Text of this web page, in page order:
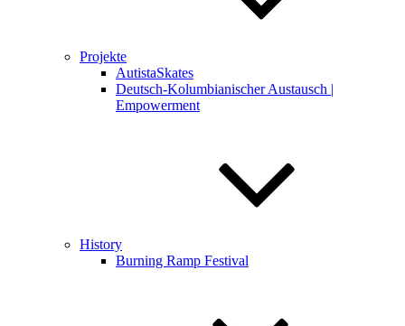
Projekte
AutistaSkates
Deutsch-Kolumbianischer Austausch |
Empowerment
History
Burning Ramp Festival